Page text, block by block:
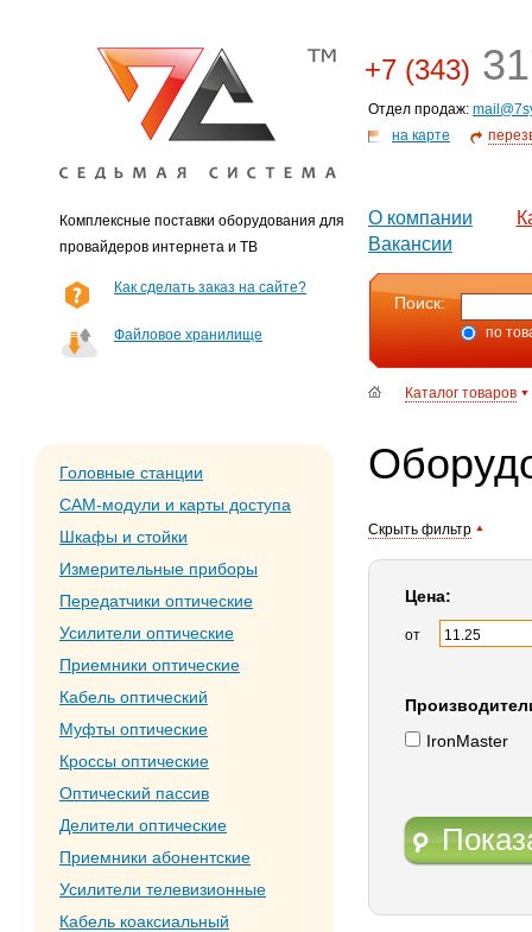
Комплексные поставки оборудования для
провайдеров интернета и ТВ
+7 (343)
Отдел продаж:
на карте
О компании
Вакансии
Как сделать заказ на сайте?
Файловое хранилище
Поиск:
по
Каталог товаров
Головные станции
CAM-модули и карты доступа
Шкафы и стойки
Измерительные приборы
Передатчики оптические
Усилители оптические
Приемники оптические
Кабель оптический
Муфты оптические
Кроссы оптические
Оптический пассив
Делители оптические
Приемники абонентские
Усилители телевизионные
Кабель коаксиальный
Скрыть фильтр
Цена:
от
IronMaster